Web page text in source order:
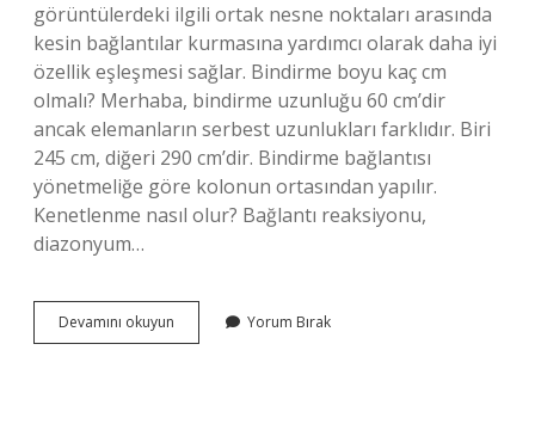
görüntülerdeki ilgili ortak nesne noktaları arasında
kesin bağlantılar kurmasına yardımcı olarak daha iyi
özellik eşleşmesi sağlar. Bindirme boyu kaç cm
olmalı? Merhaba, bindirme uzunluğu 60 cm’dir
ancak elemanların serbest uzunlukları farklıdır. Biri
245 cm, diğeri 290 cm’dir. Bindirme bağlantısı
yönetmeliğe göre kolonun ortasından yapılır.
Kenetlenme nasıl olur? Bağlantı reaksiyonu,
diazonyum…
Devamını okuyun Kenetlenme
Boyu
Yorum Bırak